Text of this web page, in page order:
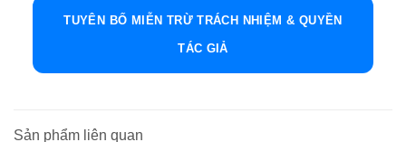
TUYÊN BỐ MIỄN TRỪ TRÁCH NHIỆM & QUYỀN
TÁC GIẢ
Sản phẩm liên quan